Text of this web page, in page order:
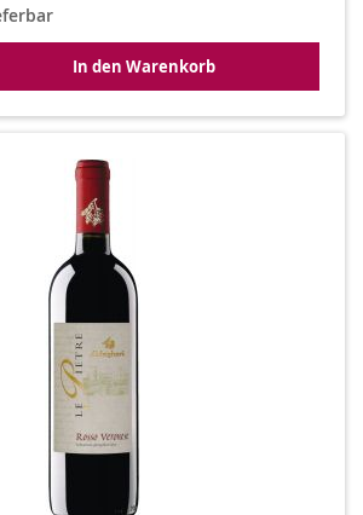
In den Warenkorb